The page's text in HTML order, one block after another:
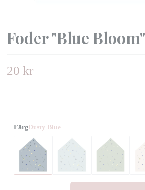
Foder "Blue Bloom"
20 kr
Färg Dusty Blue